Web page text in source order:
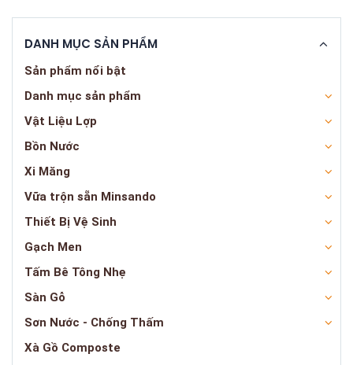
DANH MỤC SẢN PHẨM
Sản phẩm nổi bật
Danh mục sản phẩm
Vật Liệu Lợp
Bồn Nước
Xi Măng
Vữa trộn sẵn Minsando
Thiết Bị Vệ Sinh
Gạch Men
Tấm Bê Tông Nhẹ
Sàn Gỗ
Sơn Nước - Chống Thấm
Xà Gồ Composte